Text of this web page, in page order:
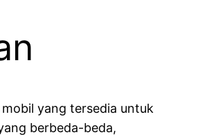
yang tersedia untuk
berbeda-beda,